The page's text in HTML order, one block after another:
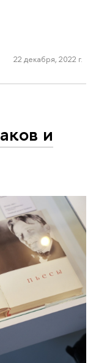
22 декабря, 2022 г.
и